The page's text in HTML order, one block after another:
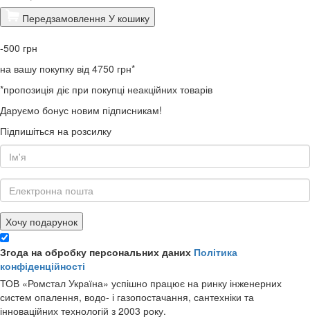
Передзамовлення У кошику
-500 грн
на вашу покупку від 4750 грн*
*пропозиція діє при покупці неакційних товарів
Даруємо бонус новим підписникам!
Підпишіться на розсилку
Хочу подарунок
Згода на обробку персональних даних Політика
конфіденційності
ТОВ «Ромстал Україна» успішно працює на ринку інженерних
систем опалення, водо- і газопостачання, сантехніки та
інноваційних технологій з 2003 року.